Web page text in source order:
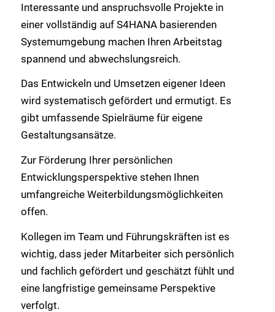
Interessante und anspruchsvolle Projekte in
einer vollständig auf S4HANA basierenden
Systemumgebung machen Ihren Arbeitstag
spannend und abwechslungsreich.
Das Entwickeln und Umsetzen eigener Ideen
wird systematisch gefördert und ermutigt. Es
gibt umfassende Spielräume für eigene
Gestaltungsansätze.
Zur Förderung Ihrer persönlichen
Entwicklungsperspektive stehen Ihnen
umfangreiche Weiterbildungsmöglichkeiten
offen.
Kollegen im Team und Führungskräften ist es
wichtig, dass jeder Mitarbeiter sich persönlich
und fachlich gefördert und geschätzt fühlt und
eine langfristige gemeinsame Perspektive
verfolgt.